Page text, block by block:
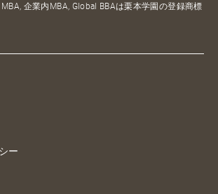
企業内MBA, Global BBAは栗本学園の登録商標
ー